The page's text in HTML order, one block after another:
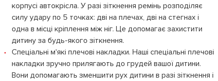
корпусі автокрісла. У разі зіткнення ремінь розподіляє
силу удару по 5 точках: дві на плечах, дві на стегнах і
одна в місці кріплення між ніг. Це допомагає захистити
дитину за будь-якого зіткнення.
Спеціальні м'які плечові накладки. Наші спеціальні плечові
накладки зручно прилягають до грудей вашої дитини.
Вони допомагають зменшити рух дитини в разі зіткнення і